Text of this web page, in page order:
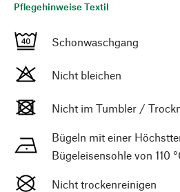
Pflegehinweise Textil
Schonwaschgang
Nicht bleichen
Nicht im Tumbler /
Bügeln mit einer
Bügeleisensohle von 110
Nicht trockenreinigen